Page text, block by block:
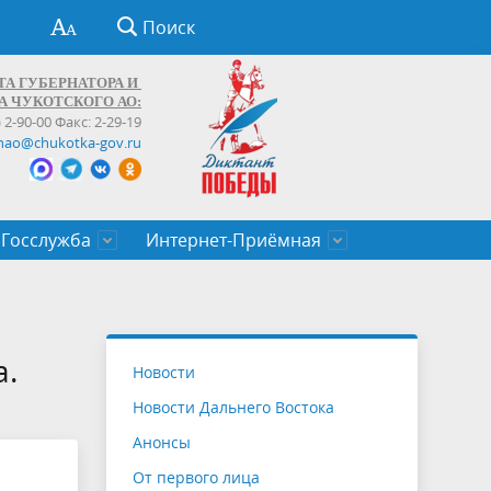
Поиск
ГУБЕРНАТОРА И
ЧУКОТСКОГО АО:
2-90-00 Факс: 2-29-19
gov.ru
Госслужба
служащих Чукотского автономного
Интернет-Приёмная
Новости
Новости Дальнего Востока
Анонсы
От первого лица